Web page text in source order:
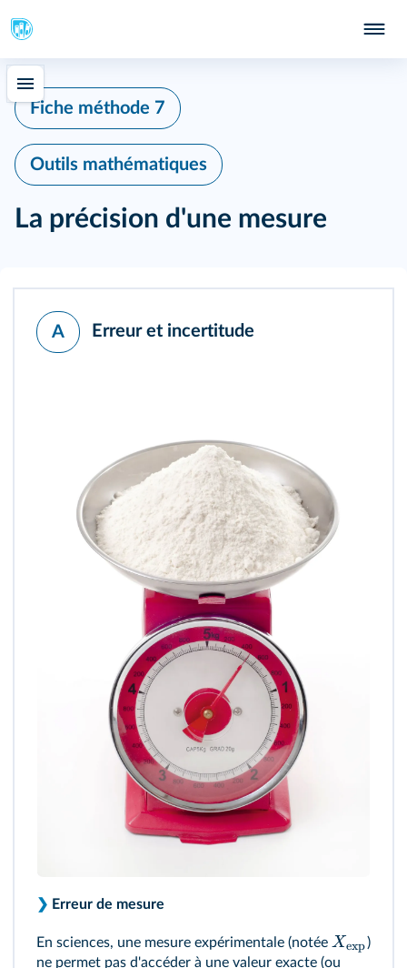
Fiche méthode 7
Outils mathématiques
La précision d'une mesure
A Erreur et incertitude
❯ Erreur de mesure
En sciences, une mesure expérimentale (notée Xexp)
ne permet pas d'accéder à une valeur exacte (ou